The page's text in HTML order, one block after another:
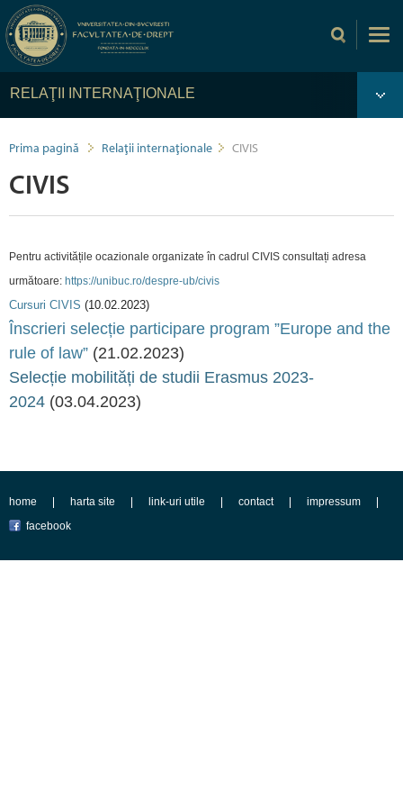
RELAŢII INTERNAŢIONALE
Prima pagină Relaţii internaţionale CIVIS
CIVIS
Pentru activitățile ocazionale organizate în cadrul CIVIS consultați adresa
următoare: https://unibuc.ro/despre-ub/civis
Cursuri CIVIS (10.02.2023)
Înscrieri selecție participare program ”Europe and the
rule of law” (21.02.2023)
Selecție mobilități de studii Erasmus 2023-
2024 (03.04.2023)
home harta site link-uri utile contact
impressum
facebook